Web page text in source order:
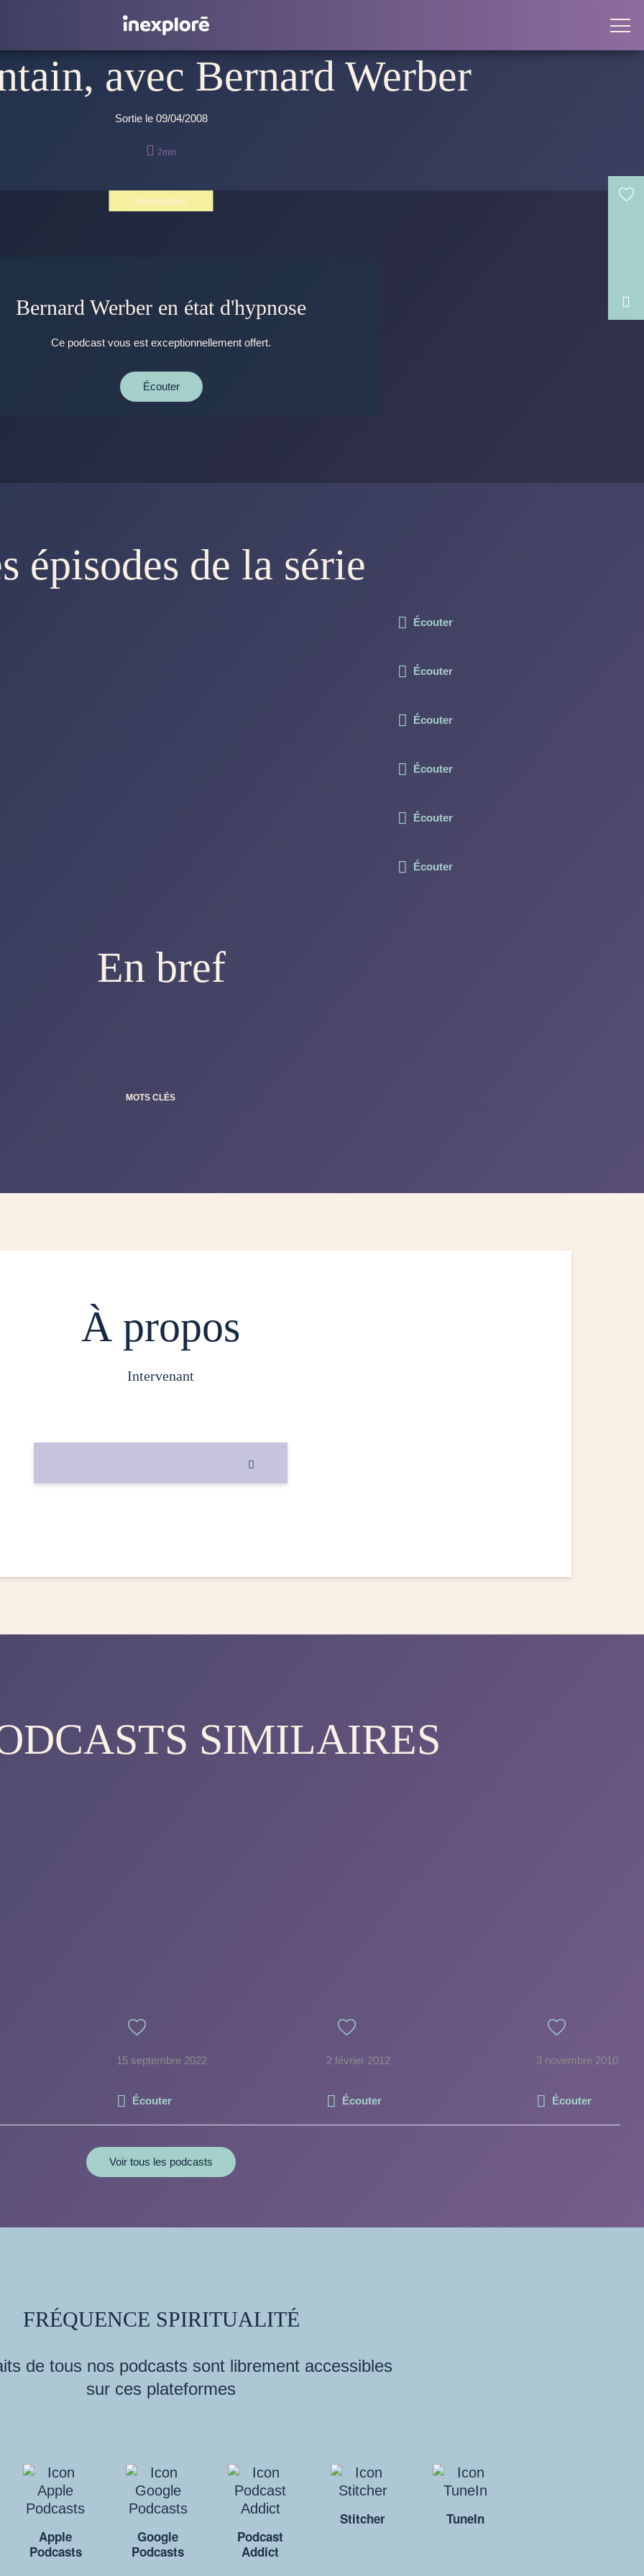
avec Bernard Werber
Sortie le 09/04/2008
 2min

Inspirations
Bernard Werber en état d'hypnose
Ce podcast vous est exceptionnellement offert.
Écouter
épisodes de la série
Écouter
Écouter
Écouter
Écouter
Écouter
Écouter
En bref
MOTS CLÉS
À propos
intervenant

SIMILAIRES
15 septembre 2022
Écouter
2 février 2012
Écouter
3 novembre 2010
Écouter
Voir tous les podcasts
FRÉQUENCE SPIRITUALITÉ
de tous nos podcasts sont librement accessibles
sur ces plateformes
Apple
Podcasts
Google
Podcasts
Podcast
Addict
Stitcher TuneIn